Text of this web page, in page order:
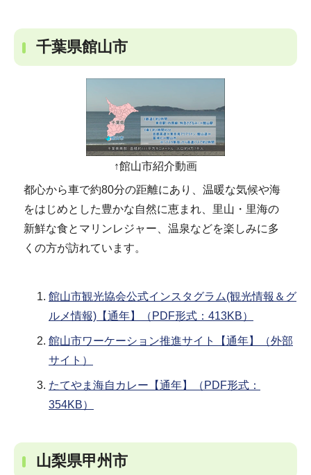
千葉県館山市
↑館山市紹介動画
都心から車で約80分の距離にあり、温暖な気候や海
をはじめとした豊かな自然に恵まれ、里山・里海の
新鮮な食とマリンレジャー、温泉などを楽しみに多
くの方が訪れています。
館山市観光協会公式インスタグラム(観光情報＆グ
ルメ情報)【通年】（PDF形式：413KB）
館山市ワーケーション推進サイト【通年】（外部
サイト）
たてやま海自カレー【通年】（PDF形式：
354KB）
山梨県甲州市